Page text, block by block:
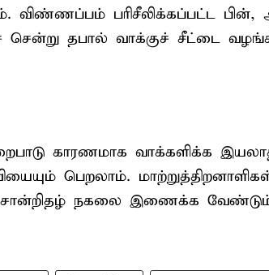
விண்ணப்பம் பரிசீலிக்கப்பட்ட பின்,
சென்று தபால் வாக்குச் சீட்டை
காரணமாக வாக்களிக்க
பெறலாம்.
சான்றிதழ் நகலை இணைக்க